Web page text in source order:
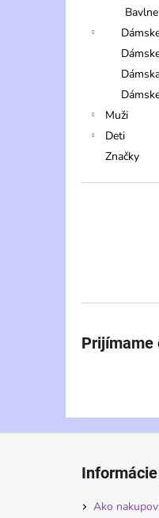
Muži
Deti
Značky
Prijímame
Ako